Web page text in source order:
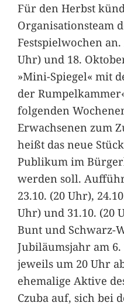
Für den Herbst
Organisationsteam
Festspielwochen
Uhr) und 18.
»Mini-Spiegel« mit
der
folgenden
Erwachsenen zum
heißt das neue
Publikum im
werden soll.
23.10. (20 Uhr),
Uhr) und 31.10. (20
Bunt und Schwarz-
Jubiläumsjahr am
jeweils um 20 Uhr
ehemalige Aktive
Czuba auf, sich bei